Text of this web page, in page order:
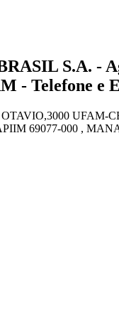
S.A. -
- Telefone e
UFAM-
69077-000 ,